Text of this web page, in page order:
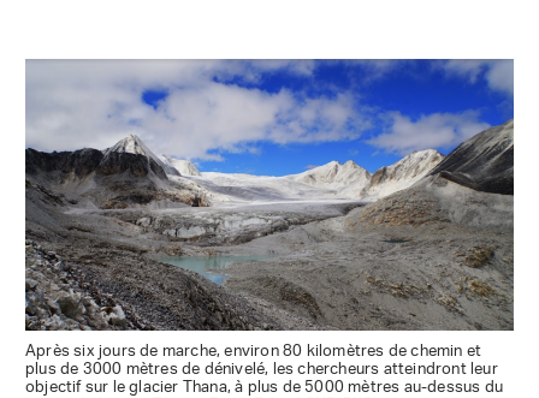
Après six jours de marche, environ 80 kilomètres de chemin et
plus de 3000 mètres de dénivelé, les chercheurs atteindront leur
objectif sur le glacier Thana, à plus de 5000 mètres au-dessus du